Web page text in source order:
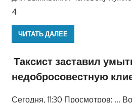
4
ЧИТАТЬ ДАЛЕЕ
Таксист заставил
недобросовестную
Сегодня, 11:30 Просмотров: …